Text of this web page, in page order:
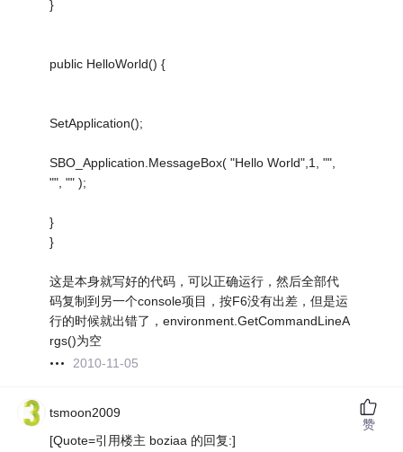
}
public HelloWorld() {
SetApplication();
SBO_Application.MessageBox( "Hello World",1, "",
"", "" );
}
}
这是本身就写好的代码，可以正确运行，然后全部代
码复制到另一个console项目，按F6没有出差，但是运
行的时候就出错了，environment.GetCommandLineA
rgs()为空
2010-11-05
tsmoon2009
[Quote=引用楼主 boziaa 的回复:]
赞